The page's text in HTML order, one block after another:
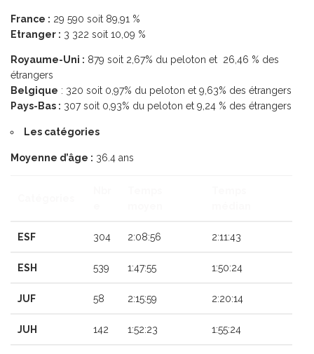
France : 29 590 soit 89,91 %
Etranger : 3 322 soit 10,09 %
Royaume-Uni : 879 soit 2,67% du peloton et 26,46 % des
étrangers
Belgique : 320 soit 0,97% du peloton et 9,63% des étrangers
Pays-Bas : 307 soit 0,93% du peloton et 9,24 % des étrangers
Les catégories
Moyenne d’âge : 36.4 ans
ESF 304 2:08:56 2:11:43
ESH 539 1:47:55 1:50:24
JUF 58 2:15:59 2:20:14
JUH 142 1:52:23 1:55:24